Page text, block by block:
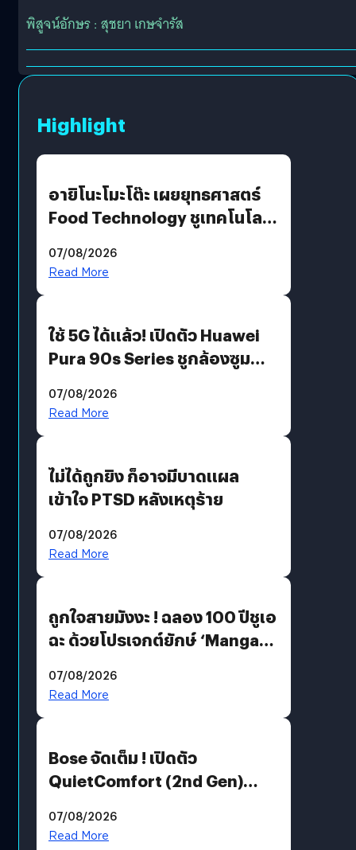
พิสูจน์อักษร : สุชยา เกษจำรัส
Highlight
อายิโนะโมะโต๊ะ เผยยุทธศาสตร์
Food Technology ชูเทคโนโลยี
บริโภคและ B2B
07/08/2026
Read More
ใช้ 5G ได้แล้ว! เปิดตัว Huawei
Pura 90s Series ชูกล้องซูม
07/08/2026
Read More
ไม่ได้ถูกยิง ก็อาจมีบาดแผล
เข้าใจ PTSD หลังเหตุร้าย
07/08/2026
Read More
ถูกใจสายมังงะ ! ฉลอง 100 ปีชูเอ
ฉะ ด้วยโปรเจกต์ยักษ์ ‘Manga
มีภาษาไทยด้วย
07/08/2026
Read More
Bose จัดเต็ม ! เปิดตัว
QuietComfort (2nd Gen)
07/08/2026
Read More